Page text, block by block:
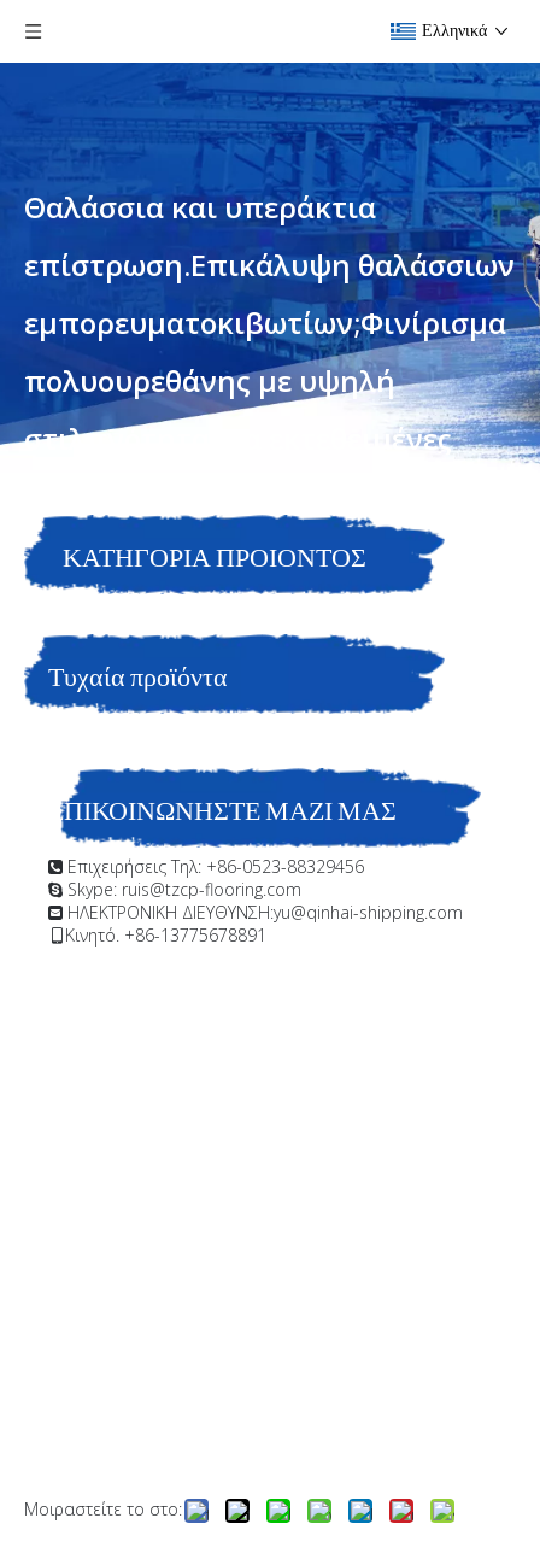
Ελληνικά
Θαλάσσια και υπεράκτια
επίστρωση.Επικάλυψη θαλάσσιων
εμπορευματοκιβωτίων;Φινίρισμα
πολυουρεθάνης με υψηλή
στιλπνότητα.για εκτεθειμένες
περιοχές.
Είστε εδώ: Σπίτι » Προϊόντα » Θαλάσσια και υπεράκτια
επίστρωση.Επικάλυψη θαλάσσιων
εμπορευματοκιβωτίων;Φινίρισμα πολυουρεθάνης με υψηλή
στιλπνότητα.για εκτεθειμένες επιφάνειες σε μη βυθισμένες
ΚΑΤΗΓΟΡΙΑ ΠΡΟΙΟΝΤΟΣ
Τυχαία προϊόντα
ΕΠΙΚΟΙΝΩΝΗΣΤΕ ΜΑΖΙ ΜΑΣ
 Επιχειρήσεις Τηλ: +86-0523-88329456
 Skype: ruis@tzcp-flooring.com
 ΗΛΕΚΤΡΟΝΙΚΗ ΔΙΕΥΘΥΝΣΗ:yu@qinhai-shipping.com
Κινητό. +86-13775678891
Μοιραστείτε το στο: